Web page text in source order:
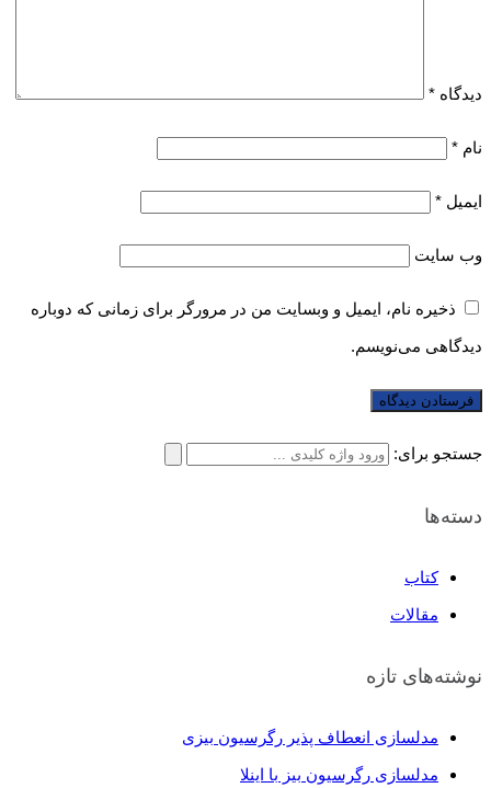
دیدگاه *
نام *
ایمیل *
وب‌ سایت
ذخیره نام، ایمیل و وبسایت من در مرورگر برای زمانی که دوباره
دیدگاهی می‌نویسم.
جستجو برای:
دسته‌ها
کتاب
مقالات
نوشته‌های تازه
مدلسازی انعطاف پذیر رگرسیون بیزی
مدلسازی رگرسیون بیز با اینلا